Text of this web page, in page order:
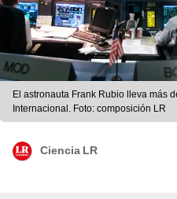
El astronauta Frank Rubio lleva más
Internacional. Foto: composición LR
Ciencia LR